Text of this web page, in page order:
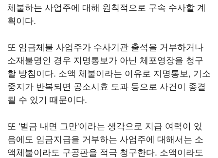
체불하는 사업주에 대해 원칙적으로 구속 수사할 계
획이다.
또 임금체불 사업주가 수사기관 출석을 거부하거나
소재불명인 경우 지명통보가 아닌 체포영장을 청구
할 방침이다. 소액 체불이라는 이유로 지명통보, 기소
중지가 반복되면 공소시효 도과 등으로 사건이 종결
될 수 있기 때문이다.
또 '벌금 내면 그만'이라는 생각으로 지급 여력이 있
음에도 임금지급을 거부하는 사업주에 대해서는 소
액체불이라도 구공판을 적극 청구한다. 소액이라도